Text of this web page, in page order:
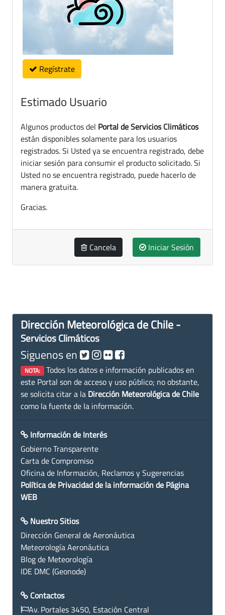
Regístrate
Estimado Usuario
Algunos productos del Portal de Servicios Climáticos
están disponibles solamente para los usuarios
registrados. Si Usted ya se encuentra registrado, debe
iniciar sesión para consumir el producto solicitado. Si
Usted no se encuentra registrado, puede hacerlo de
manera gratuita.
Gracias.
Cancela Iniciar Sesión
Dirección Meteorológica de Chile -
Servicios Climáticos
Siguenos en
NOTA: Todos los datos e información publicados en
este Portal son de acceso y uso público; no obstante,
se solicita citar a la Dirección Meteorológica de Chile
como la fuente de la información.
Información de Interés
Gobierno Transparente
Carta de Compromiso
Oficina de Información, Reclamos y Sugerencias
Política de Privacidad de la información de Página
WEB
Nuestro Sitios
Dirección General de Aeronáutica
Meteorología Aeronáutica
Blog de Meteorología
IDE DMC (Geonode)
Contactos
Av. Portales 3450, Estación Central